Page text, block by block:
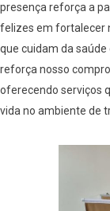
presença reforça a
felizes em fortalecer
que cuidam da
reforça nosso
oferecendo serviços
vida no ambiente de